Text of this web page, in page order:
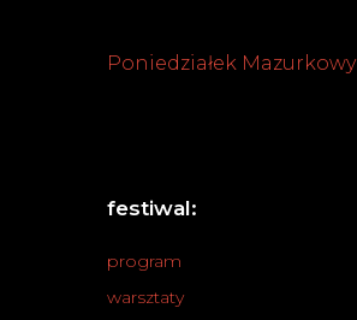
Poniedziałek Mazurkowy
festiwal:
program
warsztaty